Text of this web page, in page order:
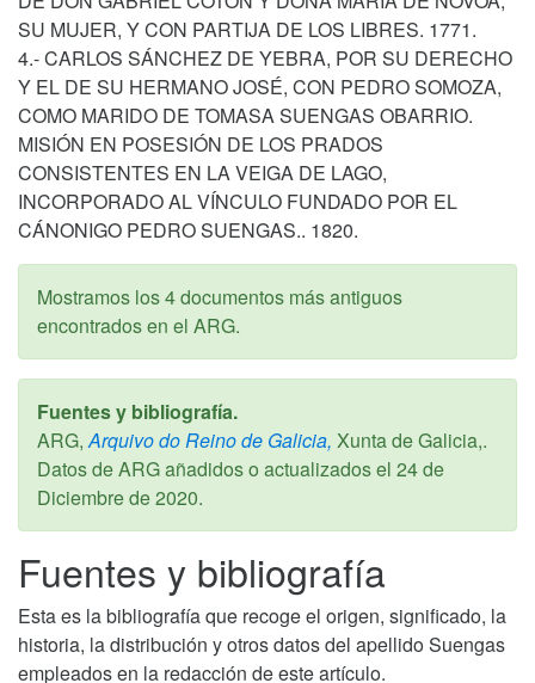
SU MUJER, Y CON PARTIJA DE LOS LIBRES. 1771.
4.- CARLOS SÁNCHEZ DE YEBRA, POR SU DERECHO
Y EL DE SU HERMANO JOSÉ, CON PEDRO SOMOZA,
COMO MARIDO DE TOMASA SUENGAS OBARRIO.
MISIÓN EN POSESIÓN DE LOS PRADOS
CONSISTENTES EN LA VEIGA DE LAGO,
INCORPORADO AL VÍNCULO FUNDADO POR EL
CÁNONIGO PEDRO SUENGAS.. 1820.
Mostramos los 4 documentos más antiguos
encontrados en el ARG.
Fuentes y bibliografía.
ARG, Arquivo do Reino de Galicia, Xunta de Galicia,.
Datos de ARG añadidos o actualizados el 24 de
Diciembre de 2020.
Fuentes y bibliografía
Esta es la bibliografía que recoge el origen, significado, la
historia, la distribución y otros datos del apellido Suengas
empleados en la redacción de este artículo.